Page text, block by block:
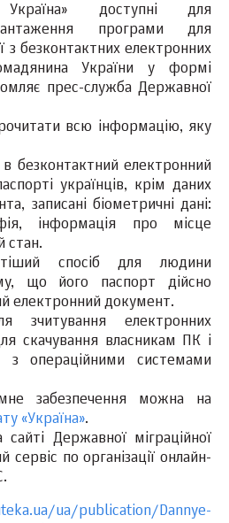
Україна» доступні для
програми для
з безконтактних електронних
України у формі
прес-служба Державної
всю інформацію, яку
безконтактний електронний
українців, крім даних
записані біометричні дані:
інформація про місце
стан.
спосіб для людини
що його паспорт дійсно
електронний документ.
зчитування електронних
скачування власникам ПК і
з операційними системами
забезпечення можна на
«Україна».
Державної міграційної
по організації онлайн-
ua/publication/Dannye-